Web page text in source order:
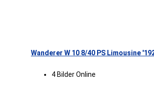
Wanderer W 10 8/40 PS Limousine
4 Bilder Online